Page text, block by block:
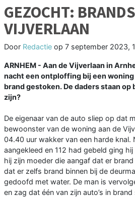
GEZOCHT:
VIJVERLAAN
Door Redactie op 7 september 2023,
ARNHEM - Aan de Vijverlaan in
nacht een ontploffing bij een woning
brand gestoken. De daders staan op
zijn?
De eigenaar van de auto sliep op dat
bewoonster van de woning aan de
04.40 uur wakker van een harde knal.
aangekleed en 112 had gebeld ging
hij zijn moeder die aangaf dat er
dat er zelfs brand binnen bij de
gedoofd met water. De man is
en zag dat één van zijn auto’s in